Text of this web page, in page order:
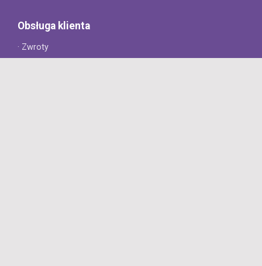
Obsługa klienta
· Zwroty